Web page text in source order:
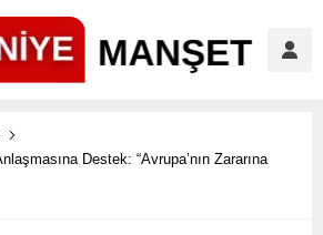
Destek: “Avrupa’nın Zararına